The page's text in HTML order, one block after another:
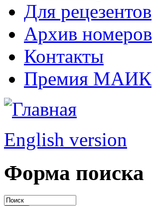
Для рецезентов
Архив номеров
Контакты
Премия МАИК
English version
Форма поиска